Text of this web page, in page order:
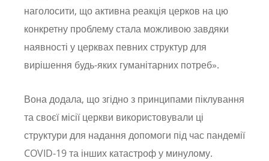
наголосити, що активна реакція церков на цю
конкретну проблему стала можливою завдяки
наявності у церквах певних структур для
вирішення будь-яких гуманітарних потреб».
Вона додала, що згідно з принципами піклування
та своєї місії церкви використовували ці
структури для надання допомоги під час пандемії
COVID-19 та інших катастроф у минулому.